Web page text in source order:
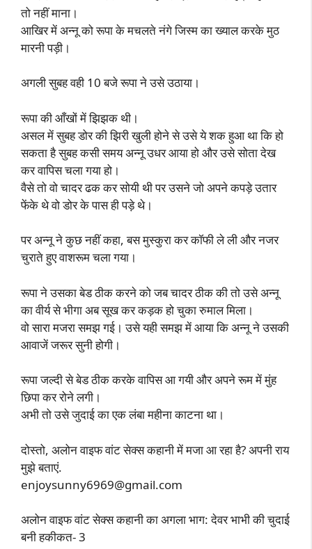
तो नहीं माना।
आखिर में अन्नू को रूपा के मचलते नंगे जिस्म का ख्याल करके मुठ
मारनी पड़ी।
अगली सुबह वही 10 बजे रूपा ने उसे उठाया।
रूपा की आँखों में झिझक थी।
असल में सुबह डोर की झिरी खुली होने से उसे ये शक हुआ था कि हो
सकता है सुबह कसी समय अन्नू उधर आया हो और उसे सोता देख
कर वापिस चला गया हो।
वैसे तो वो चादर ढक कर सोयी थी पर उसने जो अपने कपड़े उतार
फेंके थे वो डोर के पास ही पड़े थे।
पर अन्नू ने कुछ नहीं कहा, बस मुस्कुरा कर कॉफी ले ली और नजर
चुराते हुए वाशरूम चला गया।
रूपा ने उसका बेड ठीक करने को जब चादर ठीक की तो उसे अन्नू
का वीर्य से भीगा अब सूख कर कड़क हो चुका रुमाल मिला।
वो सारा मजरा समझ गई। उसे यही समझ में आया कि अन्नू ने उसकी
आवाजें जरूर सुनी होगी।
रूपा जल्दी से बेड ठीक करके वापिस आ गयी और अपने रूम में मुंह
छिपा कर रोने लगी।
अभी तो उसे जुदाई का एक लंबा महीना काटना था।
दोस्तो, अलोन वाइफ वांट सेक्स कहानी में मजा आ रहा है? अपनी राय
मुझे बताएं.
enjoysunny6969@gmail.com
अलोन वाइफ वांट सेक्स कहानी का अगला भाग: देवर भाभी की चुदाई
बनी हकीकत- 3